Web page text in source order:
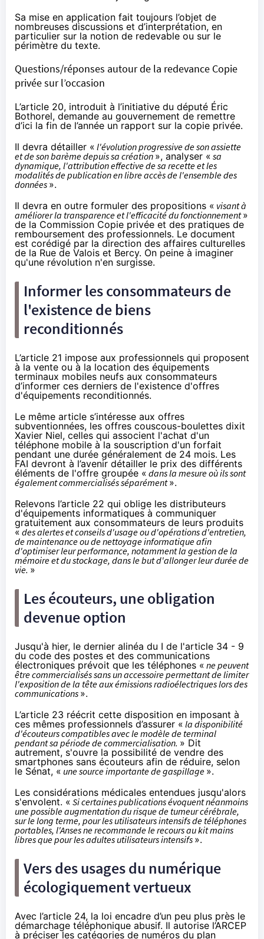
Sa mise en application fait toujours l’objet de
nombreuses discussions et d’interprétation, en
particulier sur la notion de redevable ou sur le
périmètre du texte.
Questions/réponses autour de la redevance Copie
privée sur l’occasion
L’article 20, introduit à l’initiative du député Éric
Bothorel, demande au gouvernement de remettre
d’ici la fin de l’année un rapport sur la copie privée.
Il devra détailler « l'évolution progressive de son assiette
et de son barème depuis sa création», analyser « sa
dynamique, l'attribution effective de sa recette et les
modalités de publication en libre accès de l'ensemble des
données ».
Il devra en outre formuler des propositions « visant à
améliorer la transparence et l'efficacité du fonctionnement»
de la Commission Copie privée et des pratiques de
remboursement des professionnels. Le document
est corédigé par la direction des affaires culturelles
de la Rue de Valois et Bercy. On peine à imaginer
qu'une révolution n'en surgisse.
Informer les consommateurs de
l'existence de biens
reconditionnés
L’article 21 impose aux professionnels qui proposent
à la vente ou à la location des équipements
terminaux mobiles neufs aux consommateurs
d’informer ces derniers de l'existence d'offres
d'équipements reconditionnés.
Le même article s’intéresse aux offres
subventionnées, les offres couscous-boulettes dixit
Xavier Niel, celles qui associent l'achat d'un
téléphone mobile à la souscription d'un forfait
pendant une durée généralement de 24 mois. Les
FAI devront à l’avenir détailler le prix des différents
éléments de l'offre groupée « dans la mesure où ils sont
également commercialisés séparément».
Relevons l’article 22 qui oblige les distributeurs
d'équipements informatiques à communiquer
gratuitement aux consommateurs de leurs produits
« des alertes et conseils d'usage ou d'opérations d'entretien,
de maintenance ou de nettoyage informatique afin
d'optimiser leur performance, notamment la gestion de la
mémoire et du stockage, dans le but d'allonger leur durée de
vie. »
Les écouteurs, une obligation
devenue option
Jusqu'à hier, le dernier alinéa du I de l'article 34 - 9
du code des postes et des communications
électroniques prévoit que les téléphones « ne peuvent
être commercialisés sans un accessoire permettant de limiter
l'exposition de la tête aux émissions radioélectriques lors des
communications ».
L’article 23 réécrit cette disposition en imposant à
ces mêmes professionnels d’assurer « la disponibilité
d'écouteurs compatibles avec le modèle de terminal
pendant sa période de commercialisation. » Dit
autrement, s'ouvre la possibilité de vendre des
smartphones sans écouteurs afin de réduire, selon
le Sénat, « une source importante de gaspillage ».
Les considérations médicales entendues jusqu'alors
s'envolent. « Si certaines publications évoquent néanmoins
une possible augmentation du risque de tumeur cérébrale,
sur le long terme, pour les utilisateurs intensifs de téléphones
portables, l'Anses ne recommande le recours au kit mains
libres que pour les adultes utilisateurs intensifs ».
Vers des usages du numérique
écologiquement vertueux
Avec l’article 24, la loi encadre d’un peu plus près le
démarchage téléphonique abusif. Il autorise l’ARCEP
à préciser les catégories de numéros du plan